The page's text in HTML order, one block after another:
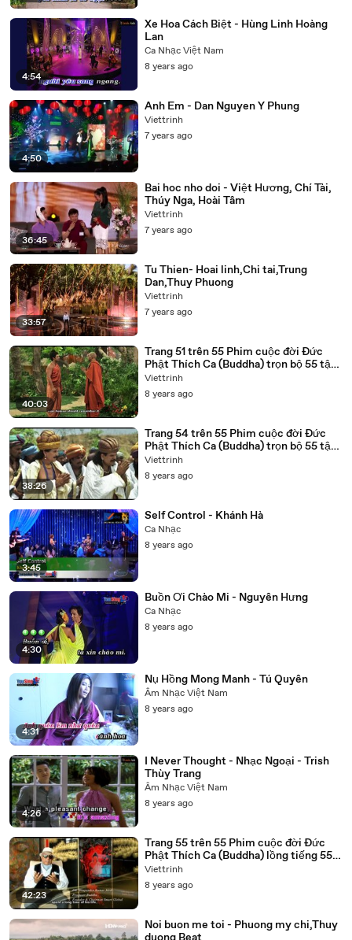
4:54
Xe Hoa Cách Biệt - Hùng Linh Hoàng
Lan
Ca Nhạc Việt Nam
8 years ago
4:50
Anh Em - Dan Nguyen Y Phung
Viettrinh
7 years ago
36:45
Bai hoc nho doi - Việt Hương, Chí Tài,
Thúy Nga, Hoài Tâm
Viettrinh
7 years ago
33:57
Tu Thien- Hoai linh,Chi tai,Trung
Dan,Thuy Phuong
Viettrinh
7 years ago
40:03
Trang 51 trên 55 Phim cuộc đời Đức
Phật Thích Ca (Buddha) trọn bộ 55 tập
lồng tiếng
Viettrinh
8 years ago
38:26
Trang 54 trên 55 Phim cuộc đời Đức
Phật Thích Ca (Buddha) trọn bộ 55 tập
lồng tiếng
Viettrinh
8 years ago
3:45
Self Control - Khánh Hà
Ca Nhạc
8 years ago
4:30
Buồn Ơi Chào Mi - Nguyên Hưng
Ca Nhạc
8 years ago
4:31
Nụ Hồng Mong Manh - Tú Quyên
Âm Nhạc Việt Nam
8 years ago
4:26
I Never Thought - Nhạc Ngoại - Trish
Thùy Trang
Âm Nhạc Việt Nam
8 years ago
42:23
Trang 55 trên 55 Phim cuộc đời Đức
Phật Thích Ca (Buddha) lồng tiếng 55
tập trọn bộ
Viettrinh
8 years ago
Noi buon me toi - Phuong my chi,Thuy